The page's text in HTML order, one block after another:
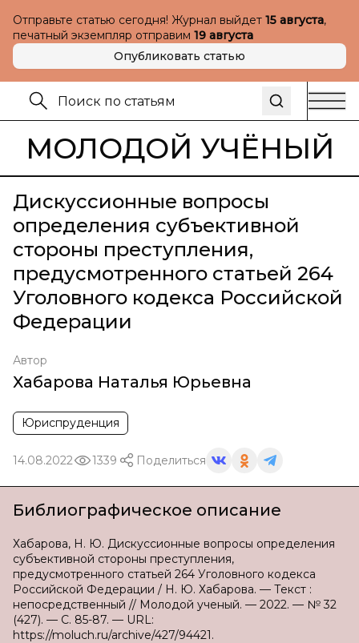
Отправьте статью сегодня! Журнал выйдет 15 августа,
печатный экземпляр отправим 19 августа
Опубликовать статью
МОЛОДОЙ УЧЁНЫЙ
Дискуссионные вопросы
определения субъективной
стороны преступления,
предусмотренного статьей 264
Уголовного кодекса Российской
Федерации
Автор
Хабарова Наталья Юрьевна
Юриспруденция
14.08.2022 1339 Поделиться
Библиографическое описание
Хабарова, Н. Ю. Дискуссионные вопросы определения
субъективной стороны преступления,
предусмотренного статьей 264 Уголовного кодекса
Российской Федерации / Н. Ю. Хабарова. — Текст :
непосредственный // Молодой ученый. — 2022. — № 32
(427). — С. 85-87. — URL:
https://moluch.ru/archive/427/94421.